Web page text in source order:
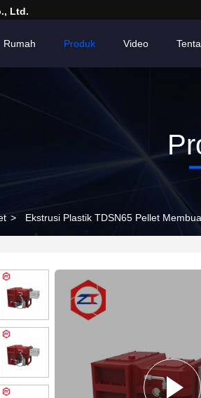
Ltd.
Rumah Produk Video
> Ekstrusi Plastik TDSN65 Pellet